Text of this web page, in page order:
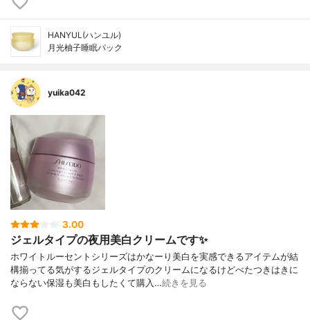
HANYUL(ハンユル)
月光柚子睡眠パック
yuika042
3.00
ジェルタイプの夜用美白クリームです✨
ホワイトルーセントシリーズはかなーり美白を実感できるアイテムが結
構揃ってる気がするジェルタイプのクリームになるけどべたつきはきに
ならない保湿も美白もしたくて購入…続きを見る